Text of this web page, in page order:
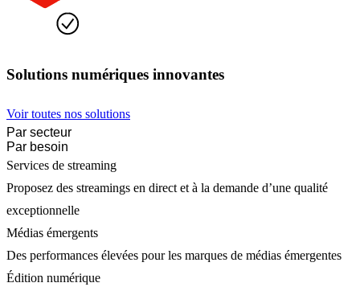
Solutions numériques innovantes
Voir toutes nos solutions
Par secteur
Par besoin
Services de streaming
Proposez des streamings en direct et à la demande d’une qualité
exceptionnelle
Médias émergents
Des performances élevées pour les marques de médias émergentes
Édition numérique